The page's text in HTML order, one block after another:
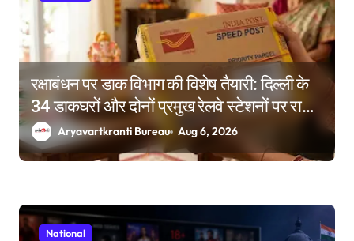
रक्षाबंधन पर डाक विभाग की विशेष तैयारी: दिल्ली के
34 डाकघरों और दोनों प्रमुख रेलवे स्टेशनों पर राखी
बुकिंग के विशेष काउंटर
Aryavartkranti Bureau Aug 6, 2026
National